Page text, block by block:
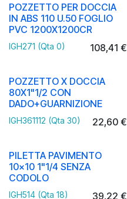
POZZETTO PER DOCCIA
IN ABS 110 U.50 FOGLIO
PVC 1200X1200CR
IGH271 (Qta 0) 108,41 €
POZZETTO X DOCCIA
80X1"1/2 CON
DADO+GUARNIZIONE
IGH361112 (Qta 30) 22,60€
PILETTA PAVIMENTO
10x10 1"1/4 SENZA
CODOLO
IGH514 (Qta 18) 39,22 €